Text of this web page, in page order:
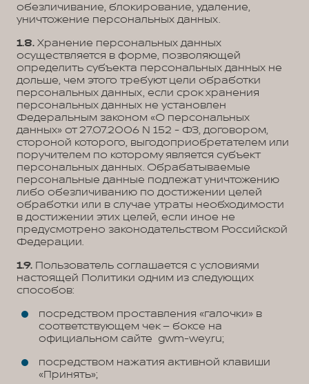
обезличивание, блокирование, удаление,
уничтожение персональных данных.
1.8. Хранение персональных данных
осуществляется в форме, позволяющей
определить субъекта персональных данных не
дольше, чем этого требуют цели обработки
персональных данных, если срок хранения
персональных данных не установлен
Федеральным законом «О персональных
данных» от 27.07.2006 N 152 - ФЗ, договором,
стороной которого, выгодоприобретателем или
поручителем по которому является субъект
персональных данных. Обрабатываемые
персональные данные подлежат уничтожению
либо обезличиванию по достижении целей
обработки или в случае утраты необходимости
в достижении этих целей, если иное не
предусмотрено законодательством Российской
Федерации.
1.9. Пользователь соглашается с условиями
настоящей Политики одним из следующих
способов:
посредством проставления «галочки» в
соответствующем чек – боксе на
официальном сайте gwm-wey.ru;
посредством нажатия активной клавиши
«Принять»;